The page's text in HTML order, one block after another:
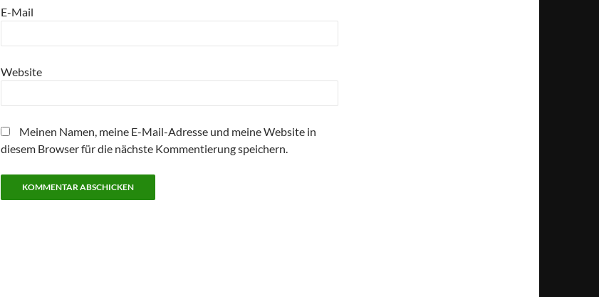
E-Mail
Website
Meinen Namen, meine E-Mail-Adresse und meine Website in
diesem Browser für die nächste Kommentierung speichern.